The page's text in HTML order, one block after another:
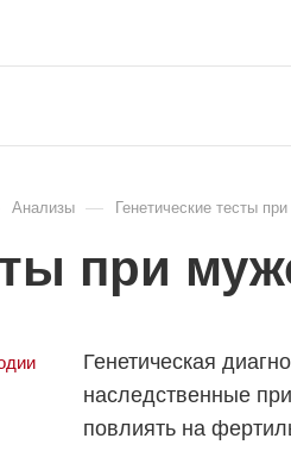
Анализы — Генетические тесты
при
Генетическая
наследственные
повлиять на